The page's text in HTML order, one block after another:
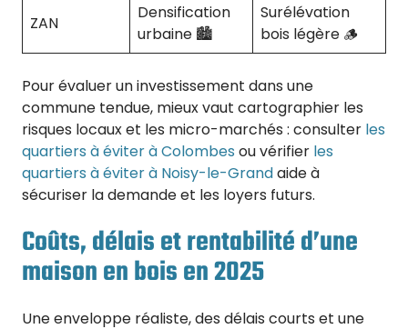
ZAN
Densification
urbaine 🏙️
Surélévation
bois légère 🪵
Pour évaluer un investissement dans une
commune tendue, mieux vaut cartographier les
risques locaux et les micro-marchés : consulter les
quartiers à éviter à Colombes ou vérifier les
quartiers à éviter à Noisy-le-Grandaide à
sécuriser la demande et les loyers futurs.
Coûts, délais et rentabilité d’une
maison en bois en 2025
Une enveloppe réaliste, des délais courts et une